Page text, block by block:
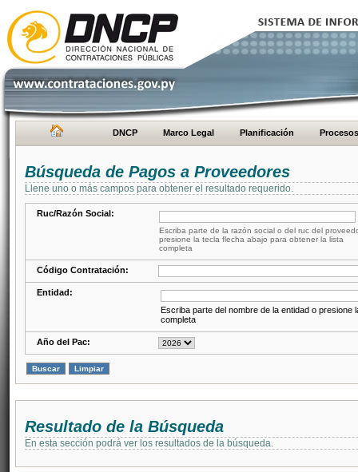
DNCP Marco Legal Planificación Procesos
Búsqueda de Pagos a Proveedores
Llene uno o más campos para obtener el resultado requerido.
Ruc/Razón Social:
Escriba parte de la razón social o del ruc del
presione la tecla flecha abajo para obtener la lista
completa
Código Contratación:
Entidad:
Escriba parte del nombre de la entidad o presione
completa
Año del Pac:
Resultado de la Búsqueda
En esta sección podrá ver los resultados de la búsqueda.